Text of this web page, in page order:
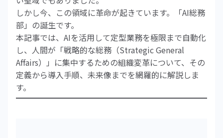
しかし今、この領域に革命が起きています。「AI総務
部」の誕生です。
本記事では、AIを活用して定型業務を極限まで自動化
し、人間が「戦略的な総務（Strategic General
Affairs）」に集中するための組織変革について、その
定義から導入手順、未来像までを網羅的に解説しま
す。